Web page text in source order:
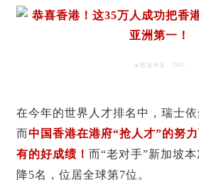
▲数据来源：IMD
在今年的世界人才排名中，瑞士依
而中国香港在港府“抢人才”的努
有的好成绩！ 而“老对手”新加坡
降5名，位居全球第7位。